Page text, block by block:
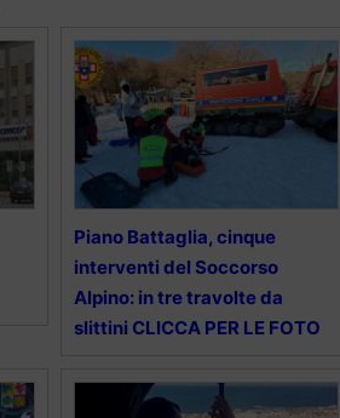
Piano Battaglia, cinque
interventi del Soccorso
Alpino: in tre travolte da
slittini CLICCA PER LE FOTO